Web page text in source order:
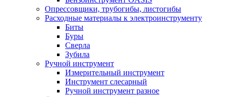
Опрессовщики, трубогибы, листогибы
Расходные материалы к электроинструменту
Биты
Буры
Сверла
Зубила
Ручной инструмент
Измерительный инструмент
Инструмент слесарный
Ручной инструмент разное